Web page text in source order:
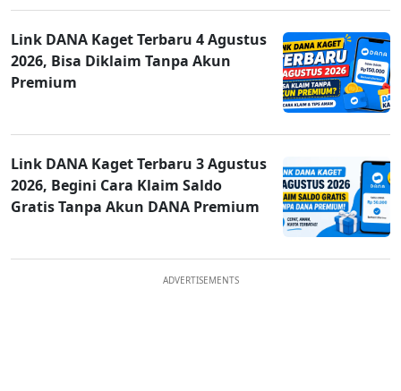
Link DANA Kaget Terbaru 4 Agustus
2026, Bisa Diklaim Tanpa Akun
Premium
Link DANA Kaget Terbaru 3 Agustus
2026, Begini Cara Klaim Saldo
Gratis Tanpa Akun DANA Premium
ADVERTISEMENTS